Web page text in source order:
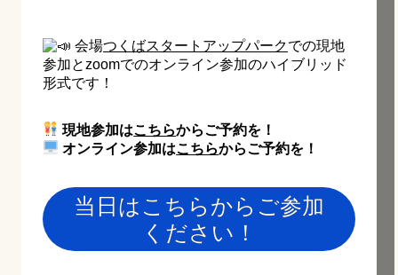
会場つくばスタートアップパークでの現地
参加とzoomでのオンライン参加のハイブリッド
形式です！
現地参加はこちらからご予約を！
オンライン参加はこちらからご予約を！
当日はこちらからご参加
ください！